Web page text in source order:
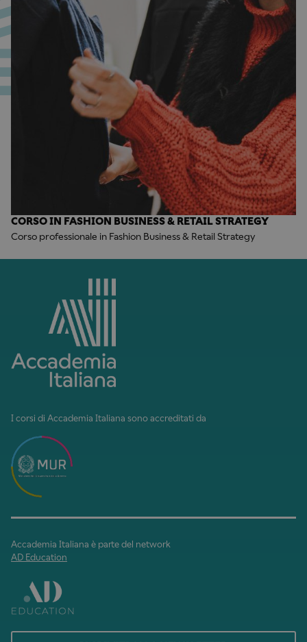
CORSO IN FASHION BUSINESS & RETAIL STRATEGY
Corso professionale in Fashion Business & Retail Strategy
I corsi di Accademia Italiana sono accreditati da
Accademia Italiana è parte del network
AD Education